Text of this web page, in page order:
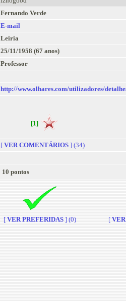
Fernando Verde
E-mail
Leiria
25/11/1958 (67 anos)
Professor
http://www.olhares.com/utilizadores/
[1]
[ VER COMENTÁRIOS ] (34)
10 pontos
[ VER PREFERIDAS ] (0) [